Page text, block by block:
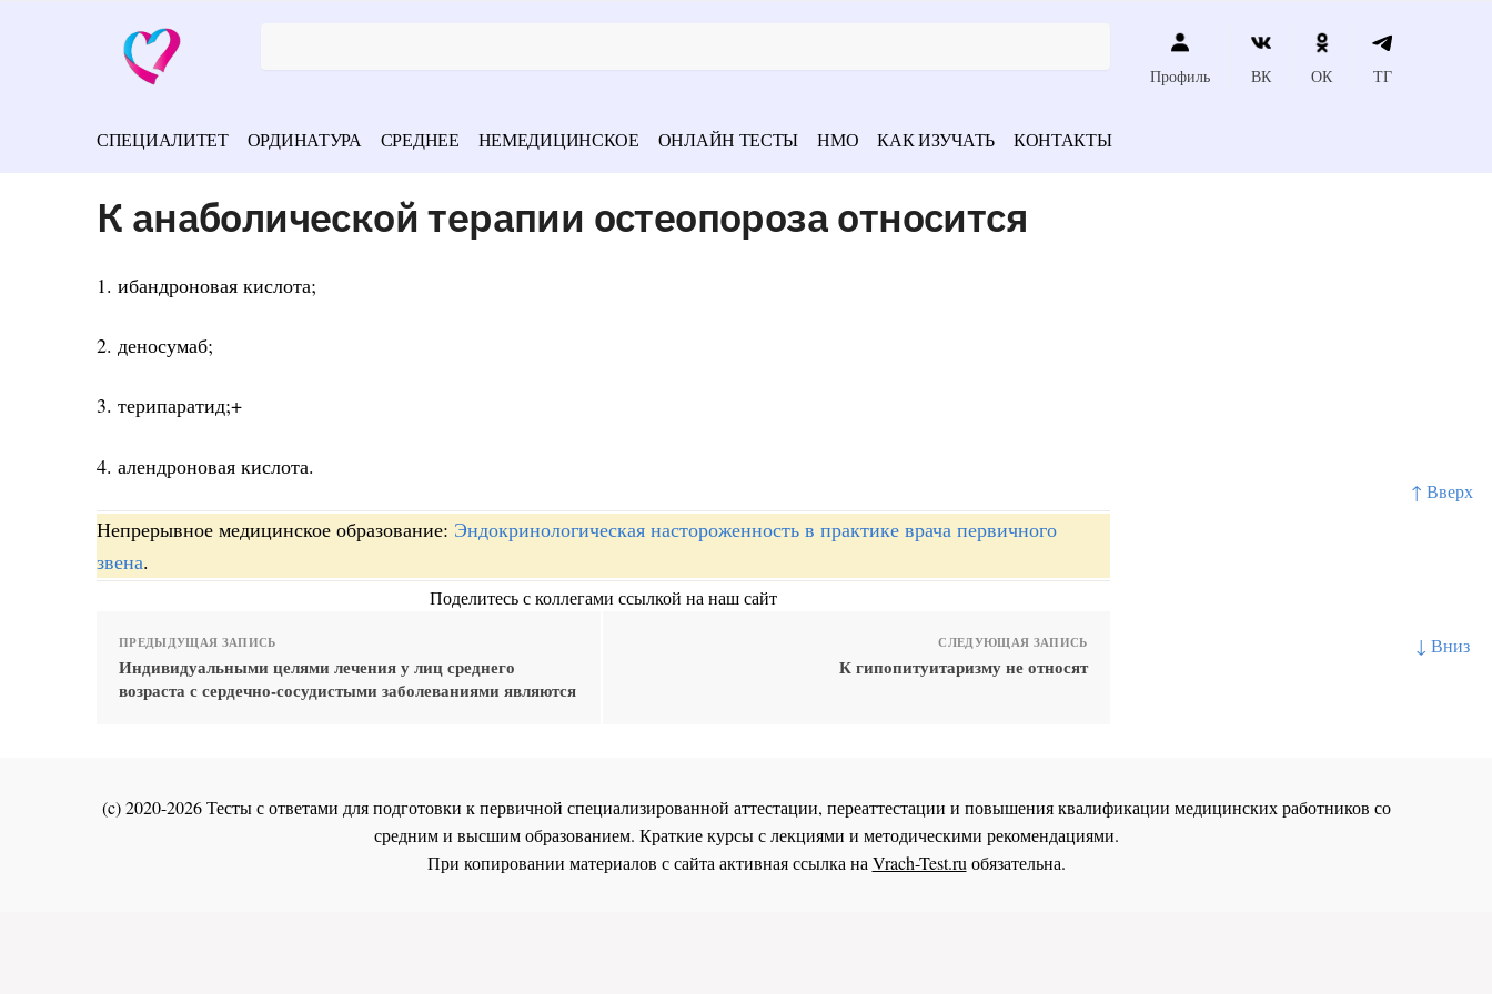
↑ Вверх
↓ Вниз
Профиль ВК ОК ТГ
СПЕЦИАЛИТЕТ ОРДИНАТУРА СРЕДНЕЕ НЕМЕДИЦИНСКОЕ ОНЛАЙН ТЕСТЫ НМО КАК ИЗУЧАТЬ КОНТАКТЫ
К анаболической терапии остеопороза относится
1. ибандроновая кислота;
2. деносумаб;
3. терипаратид;+
4. алендроновая кислота.
Непрерывное медицинское образование: Эндокринологическая настороженность в практике врача первичного
звена.
Поделитесь с коллегами ссылкой на наш сайт
ПРЕДЫДУЩАЯ ЗАПИСЬ
Индивидуальными целями лечения у лиц среднего
возраста с сердечно-сосудистыми заболеваниями являются
СЛЕДУЮЩАЯ ЗАПИСЬ
К гипопитуитаризму не относят
(c) 2020-2026 Тесты с ответами для подготовки к первичной специализированной аттестации, переаттестации и повышения квалификации медицинских работников со
средним и высшим образованием. Краткие курсы с лекциями и методическими рекомендациями.
При копировании материалов с сайта активная ссылка наVrach-Test.ruобязательна.